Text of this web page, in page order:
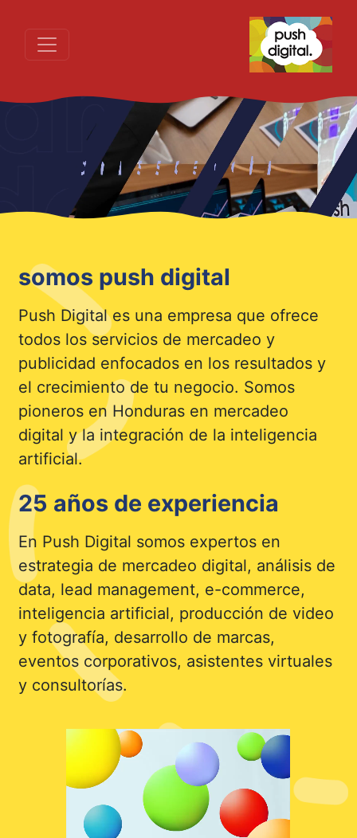
somos push digital
Push Digital es una empresa que ofrece
todos los servicios de mercadeo y
publicidad enfocados en los resultados y
el crecimiento de tu negocio. Somos
pioneros en Honduras en mercadeo
digital y la integración de la inteligencia
artificial.
25 años de experiencia
En Push Digital somos expertos en
estrategia de mercadeo digital, análisis de
data, lead management, e-commerce,
inteligencia artificial, producción de video
y fotografía, desarrollo de marcas,
eventos corporativos, asistentes virtuales
y consultorías.